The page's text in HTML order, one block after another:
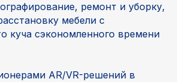
ремонт и уборку,
мебели с
куча сэкономленного времени
AR/VR-решений в